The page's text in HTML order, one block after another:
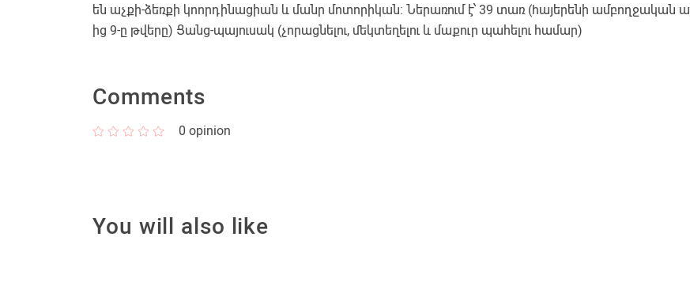
են աչքի-ձեռքի կոորդինացիան և մանր մոտորիկան։ Ներառում է՝ 39 տառ (hայերենի ամբողջական
ից 9-ը թվերը) Ցանց-պայուսակ (չորացնելու, մեկտեղելու և մաքուր պահելու համար)
Comments
0 opinion
You will also like